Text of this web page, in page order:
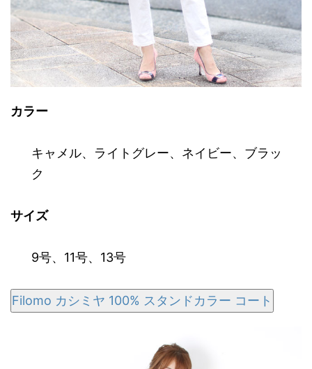
カラー
キャメル、 ライトグレー、 ネイビー、 ブラッ
ク
サイズ
9号、 11号、 13号
Filomo カシミヤ 100% スタンドカラー コート